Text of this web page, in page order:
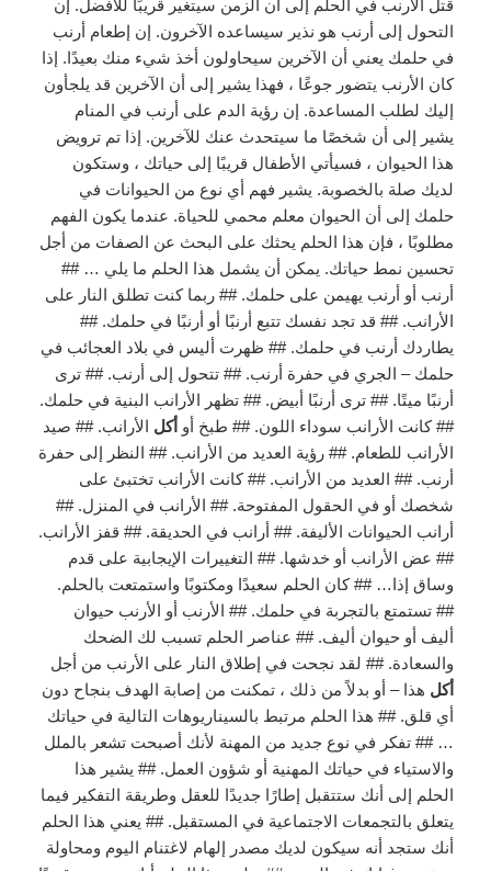
قتل الأرنب في الحلم إلى أن الزمن سيتغير قريبًا للأفضل. إن
التحول إلى أرنب هو نذير سيساعده الآخرون. إن إطعام أرنب
في حلمك يعني أن الآخرين سيحاولون أخذ شيء منك بعيدًا. إذا
كان الأرنب يتضور جوعًا ، فهذا يشير إلى أن الآخرين قد يلجأون
إليك لطلب المساعدة. إن رؤية الدم على أرنب في المنام
يشير إلى أن شخصًا ما سيتحدث عنك للآخرين. إذا تم ترويض
هذا الحيوان ، فسيأتي الأطفال قريبًا إلى حياتك ، وستكون
لديك صلة بالخصوبة. يشير فهم أي نوع من الحيوانات في
حلمك إلى أن الحيوان معلم محمي للحياة. عندما يكون الفهم
مطلوبًا ، فإن هذا الحلم يحثك على البحث عن الصفات من أجل
تحسين نمط حياتك. يمكن أن يشمل هذا الحلم ما يلي … ##
أرنب أو أرنب يهيمن على حلمك. ## ربما كنت تطلق النار على
الأرانب. ## قد تجد نفسك تتبع أرنبًا أو أرنبًا في حلمك. ##
يطاردك أرنب في حلمك. ## ظهرت أليس في بلاد العجائب في
حلمك – الجري في حفرة أرنب. ## تتحول إلى أرنب. ## ترى
أرنبًا ميتًا. ## ترى أرنبًا أبيض. ## تظهر الأرانب البنية في حلمك.
## كانت الأرانب سوداء اللون. ## طبخ أو أكل الأرانب. ## صيد
الأرانب للطعام. ## رؤية العديد من الأرانب. ## النظر إلى حفرة
أرنب. ## العديد من الأرانب. ## كانت الأرانب تختبئ على
شخصك أو في الحقول المفتوحة. ## الأرانب في المنزل. ##
أرانب الحيوانات الأليفة. ## أرانب في الحديقة. ## قفز الأرانب.
## عض الأرانب أو خدشها. ## التغييرات الإيجابية على قدم
وساق إذا… ## كان الحلم سعيدًا ومكتوبًا واستمتعت بالحلم.
## تستمتع بالتجربة في حلمك. ## الأرنب أو الأرنب حيوان
أليف أو حيوان أليف. ## عناصر الحلم تسبب لك الضحك
والسعادة. ## لقد نجحت في إطلاق النار على الأرنب من أجل
أكل هذا – أو بدلاً من ذلك ، تمكنت من إصابة الهدف بنجاح دون
أي قلق. ## هذا الحلم مرتبط بالسيناريوهات التالية في حياتك
… ## تفكر في نوع جديد من المهنة لأنك أصبحت تشعر بالملل
والاستياء في حياتك المهنية أو شؤون العمل. ## يشير هذا
الحلم إلى أنك ستتقبل إطارًا جديدًا للعقل وطريقة التفكير فيما
يتعلق بالتجمعات الاجتماعية في المستقبل. ## يعني هذا الحلم
أنك ستجد أنه سيكون لديك مصدر إلهام لاغتنام اليوم ومحاولة